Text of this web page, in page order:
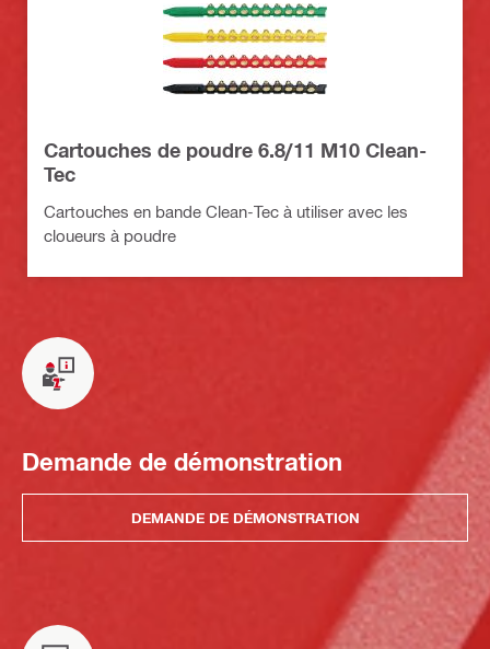
Cartouches de poudre 6.8/11 M10 Clean-
Tec
Cartouches en bande Clean-Tec à utiliser avec les
cloueurs à poudre
Demande de démonstration
DEMANDE DE DÉMONSTRATION